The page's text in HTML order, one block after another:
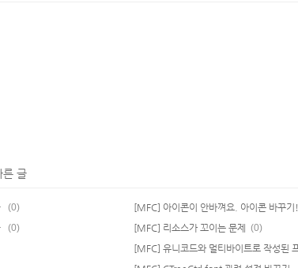
른 글
것.. (0) [MFC] 아이콘이 안바껴요. 아이콘 바꾸기!
들기
(0) [MFC] 리소스가 꼬이는 문제
(0)